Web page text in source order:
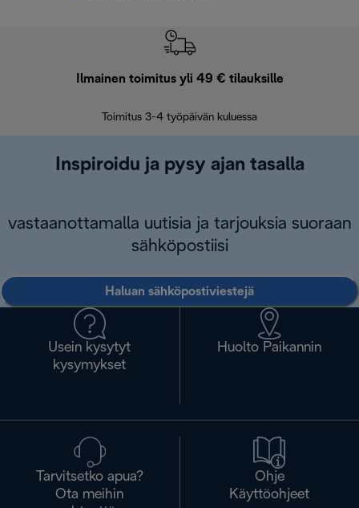
Ilmainen toimitus yli 49 € tilauksille
Toimitus 3-4 työpäivän kuluessa
Inspiroidu ja pysy ajan tasalla
vastaanottamalla uutisia ja tarjouksia suoraan
sähköpostiisi
Haluan sähköpostiviestejä
Usein kysytyt
kysymykset
Huolto Paikannin
Tarvitsetko apua?
Ota meihin
Ohje
Käyttöohjeet